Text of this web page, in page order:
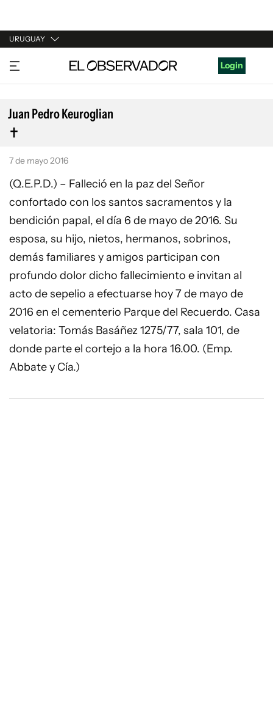
URUGUAY
URUGUAY
ARGENTINA
ESPAÑA
ESTADOS UNIDOS
Login
Juan Pedro Keuroglian
7 de mayo 2016
(Q.E.P.D.) – Falleció en la paz del Señor
confortado con los santos sacramentos y la
bendición papal, el día 6 de mayo de 2016. Su
esposa, su hijo, nietos, hermanos, sobrinos,
demás familiares y amigos participan con
profundo dolor dicho fallecimiento e invitan al
acto de sepelio a efectuarse hoy 7 de mayo de
2016 en el cementerio Parque del Recuerdo. Casa
velatoria: Tomás Basáñez 1275/77, sala 101, de
donde parte el cortejo a la hora 16.00. (Emp.
Abbate y Cía.)